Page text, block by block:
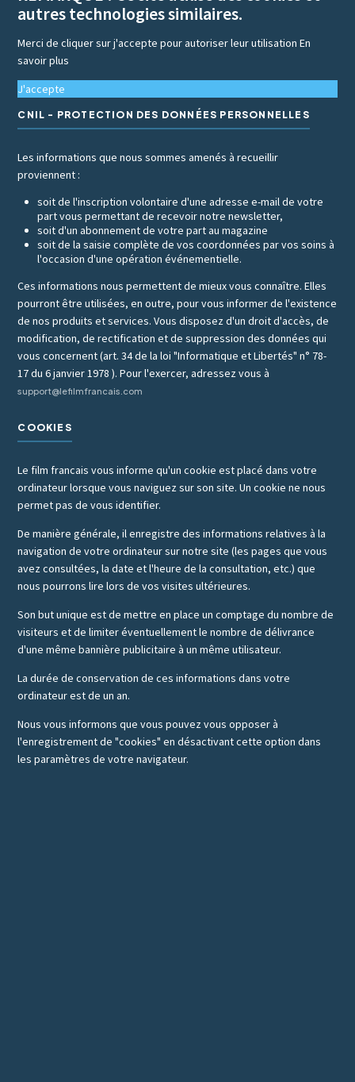
autres technologies similaires.
Merci de cliquer sur j'accepte pour autoriser leur utilisationEn
savoir plus
J'accepte
CNIL - PROTECTION DES DONNÉES PERSONNELLES
Les informations que nous sommes amenés à recueillir
proviennent :
soit de l'inscription volontaire d'une adresse e-mail de votre
part vous permettant de recevoir notre newsletter,
soit d'un abonnement de votre part au magazine
soit de la saisie complète de vos coordonnées par vos soins à
l'occasion d'une opération événementielle.
Ces informations nous permettent de mieux vous connaître. Elles
pourront être utilisées, en outre, pour vous informer de l'existence
de nos produits et services. Vous disposez d'un droit d'accès, de
modification, de rectification et de suppression des données qui
vous concernent (art. 34 de la loi "Informatique et Libertés" n° 78-
17 du 6 janvier 1978 ). Pour l'exercer, adressez vous à
support@lefilmfrancais.com
COOKIES
Le film francais vous informe qu'un cookie est placé dans votre
ordinateur lorsque vous naviguez sur son site. Un cookie ne nous
permet pas de vous identifier.
De manière générale, il enregistre des informations relatives à la
navigation de votre ordinateur sur notre site (les pages que vous
avez consultées, la date et l'heure de la consultation, etc.) que
nous pourrons lire lors de vos visites ultérieures.
Son but unique est de mettre en place un comptage du nombre de
visiteurs et de limiter éventuellement le nombre de délivrance
d'une même bannière publicitaire à un même utilisateur.
La durée de conservation de ces informations dans votre
ordinateur est de un an.
Nous vous informons que vous pouvez vous opposer à
l'enregistrement de "cookies" en désactivant cette option dans
les paramètres de votre navigateur.